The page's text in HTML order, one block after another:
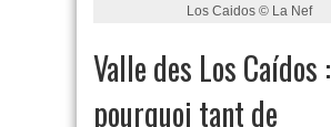
Los Caidos © La Nef
Valle des Los Caídos :
pourquoi tant de